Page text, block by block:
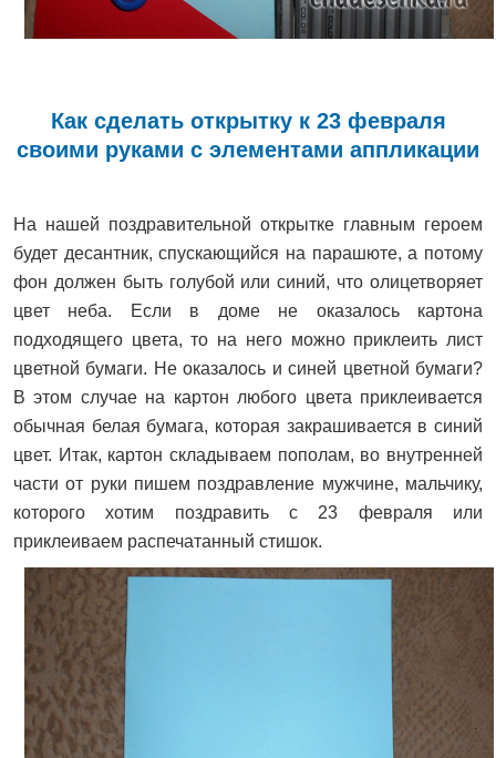
Как сделать открытку к 23 февраля
своими руками с элементами аппликации
На нашей поздравительной открытке главным героем
будет десантник, спускающийся на парашюте, а потому
фон должен быть голубой или синий, что олицетворяет
цвет неба. Если в доме не оказалось картона
подходящего цвета, то на него можно приклеить лист
цветной бумаги. Не оказалось и синей цветной бумаги?
В этом случае на картон любого цвета приклеивается
обычная белая бумага, которая закрашивается в синий
цвет. Итак, картон складываем пополам, во внутренней
части от руки пишем поздравление мужчине, мальчику,
которого хотим поздравить с 23 февраля или
приклеиваем распечатанный стишок.